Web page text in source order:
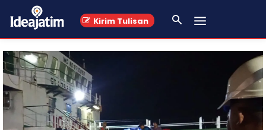
Kirim Tulisan